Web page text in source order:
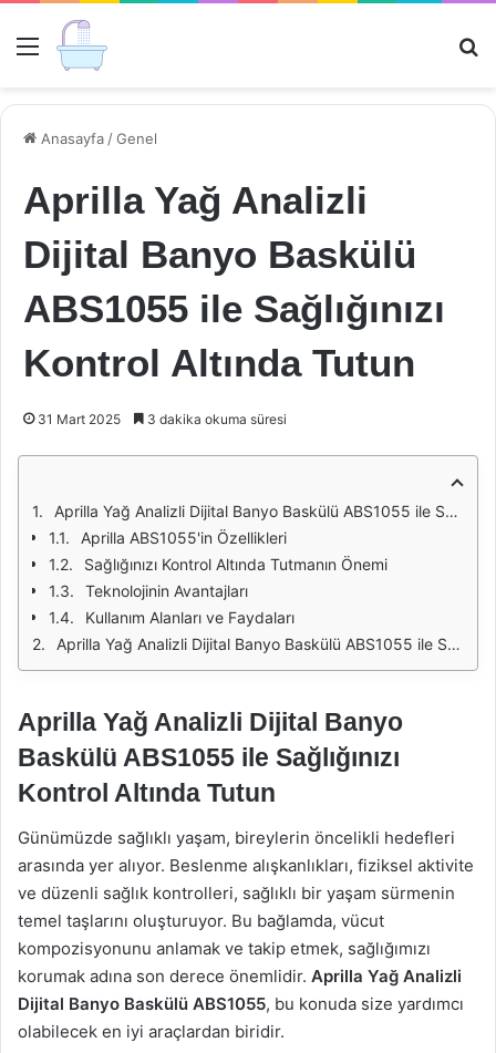
Menü
Anasayfa /Genel
Aprilla Yağ Analizli
Dijital Banyo Baskülü
ABS1055 ile Sağlığınızı
Kontrol Altında Tutun
31 Mart 2025 3 dakika okuma süresi
Aprilla Yağ Analizli Dijital Banyo Baskülü ABS1055 ile Sağlığınızı Kontrol Altında Tutun
Aprilla ABS1055'in Özellikleri
Sağlığınızı Kontrol Altında Tutmanın Önemi
Teknolojinin Avantajları
Kullanım Alanları ve Faydaları
Aprilla Yağ Analizli Dijital Banyo Baskülü ABS1055 ile Sağlığınızı Kontrol Altında Tutun
Aprilla Yağ Analizli Dijital Banyo
Baskülü ABS1055 ile Sağlığınızı
Kontrol Altında Tutun
Günümüzde sağlıklı yaşam, bireylerin öncelikli hedefleri
arasında yer alıyor. Beslenme alışkanlıkları, fiziksel aktivite
ve düzenli sağlık kontrolleri, sağlıklı bir yaşam sürmenin
temel taşlarını oluşturuyor. Bu bağlamda, vücut
kompozisyonunu anlamak ve takip etmek, sağlığımızı
korumak adına son derece önemlidir. Aprilla Yağ Analizli
Dijital Banyo Baskülü ABS1055, bu konuda size yardımcı
olabilecek en iyi araçlardan biridir.